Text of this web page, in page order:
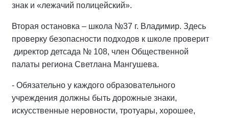
знак и «лежачий полицейский».
Вторая остановка – школа №37 г. Владимир. Здесь
проверку безопасности подходов к школе проверит
директор детсада № 108, член Общественной
палаты региона Светлана Мангушева.
- Обязательно у каждого образовательного
учреждения должны быть дорожные знаки,
искусственные неровности, тротуары, хорошее,